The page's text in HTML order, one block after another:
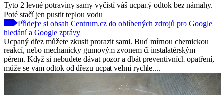
Tyto 2 levné potraviny samy vyčistí váš ucpaný odtok bez námahy.
Poté stačí jen pustit teplou vodu
Přidejte si obsah Centrum.cz do oblíbených zdrojů pro Google
hledání a Google zprávy
Ucpaný dřez můžete zkusit prorazit sami. Buď mírnou chemickou
reakcí, nebo mechanicky gumovým zvonem či instalatérským
pérem. Když si nebudete dávat pozor a dbát preventivních opatření,
může se vám odtok od dřezu ucpat velmi rychle....